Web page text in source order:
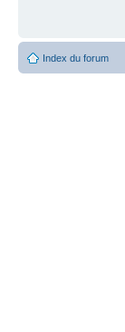
Index du forum